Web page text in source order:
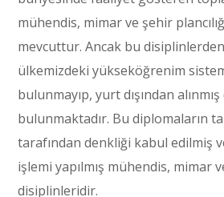
mühendis, mimar ve şehir
mevcuttur. Ancak bu disiplinlerden
ülkemizdeki yükseköğrenim
bulunmayıp, yurt dışından
bulunmaktadır. Bu diplomaların
tarafından denkliği kabul edilmiş
işlemi yapılmış mühendis, mimar
disiplinleridir.